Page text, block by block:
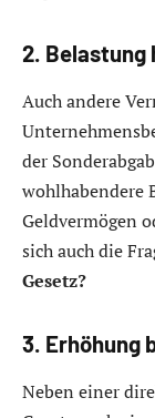
2. Belastung
Auch andere
der
wohlhabendere
Geldvermögen
sich auch die
Gesetz?
3. Erhöhung
Neben einer